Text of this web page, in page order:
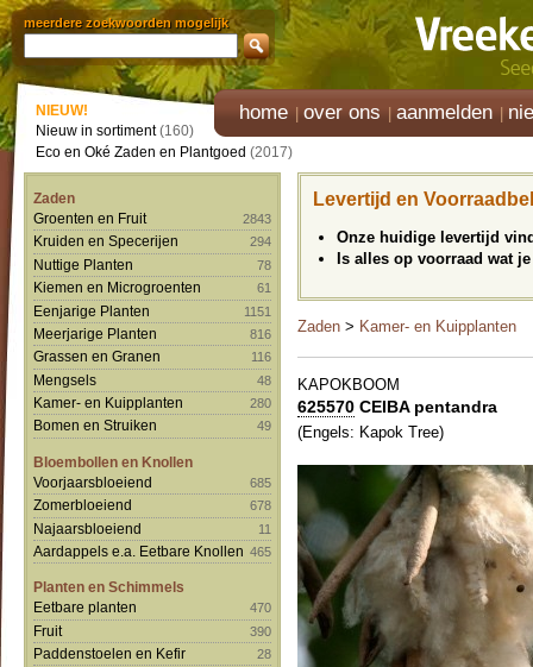
meerdere zoekwoorden mogelijk
home over ons aanmelden
NIEUW!
Nieuw in sortiment(160)
Eco en Oké Zaden en Plantgoed (2017)
Zaden
Groenten en Fruit
2843
Kruiden en Specerijen 294
Nuttige Planten 78
Kiemen en Microgroenten 61
Eenjarige Planten 1151
Meerjarige Planten 816
Grassen en Granen 116
Mengsels 48
Kamer- en Kuipplanten 280
Bomen en Struiken 49
Bloembollen en Knollen
Voorjaarsbloeiend
685
Zomerbloeiend 678
Najaarsbloeiend 11
Aardappels e.a. Eetbare Knollen 465
Planten en Schimmels
Eetbare planten
470
Fruit 390
Paddenstoelen en Kefir 28
Levertijd en
Onze huidige levertijd
Is alles op voorraad wat
Zaden > Kamer- en Kuipplanten
KAPOKBOOM
625570 CEIBA pentandra
(Engels: Kapok Tree)